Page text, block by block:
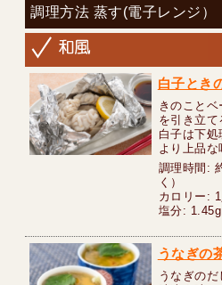
調理方法 蒸す(電子レンジ）
白子とき
きのこと
を引き立て
白子は下処
より上品な
調理時間:
く）
カロリー:
塩分: 1.45g
うなぎの
うなぎの